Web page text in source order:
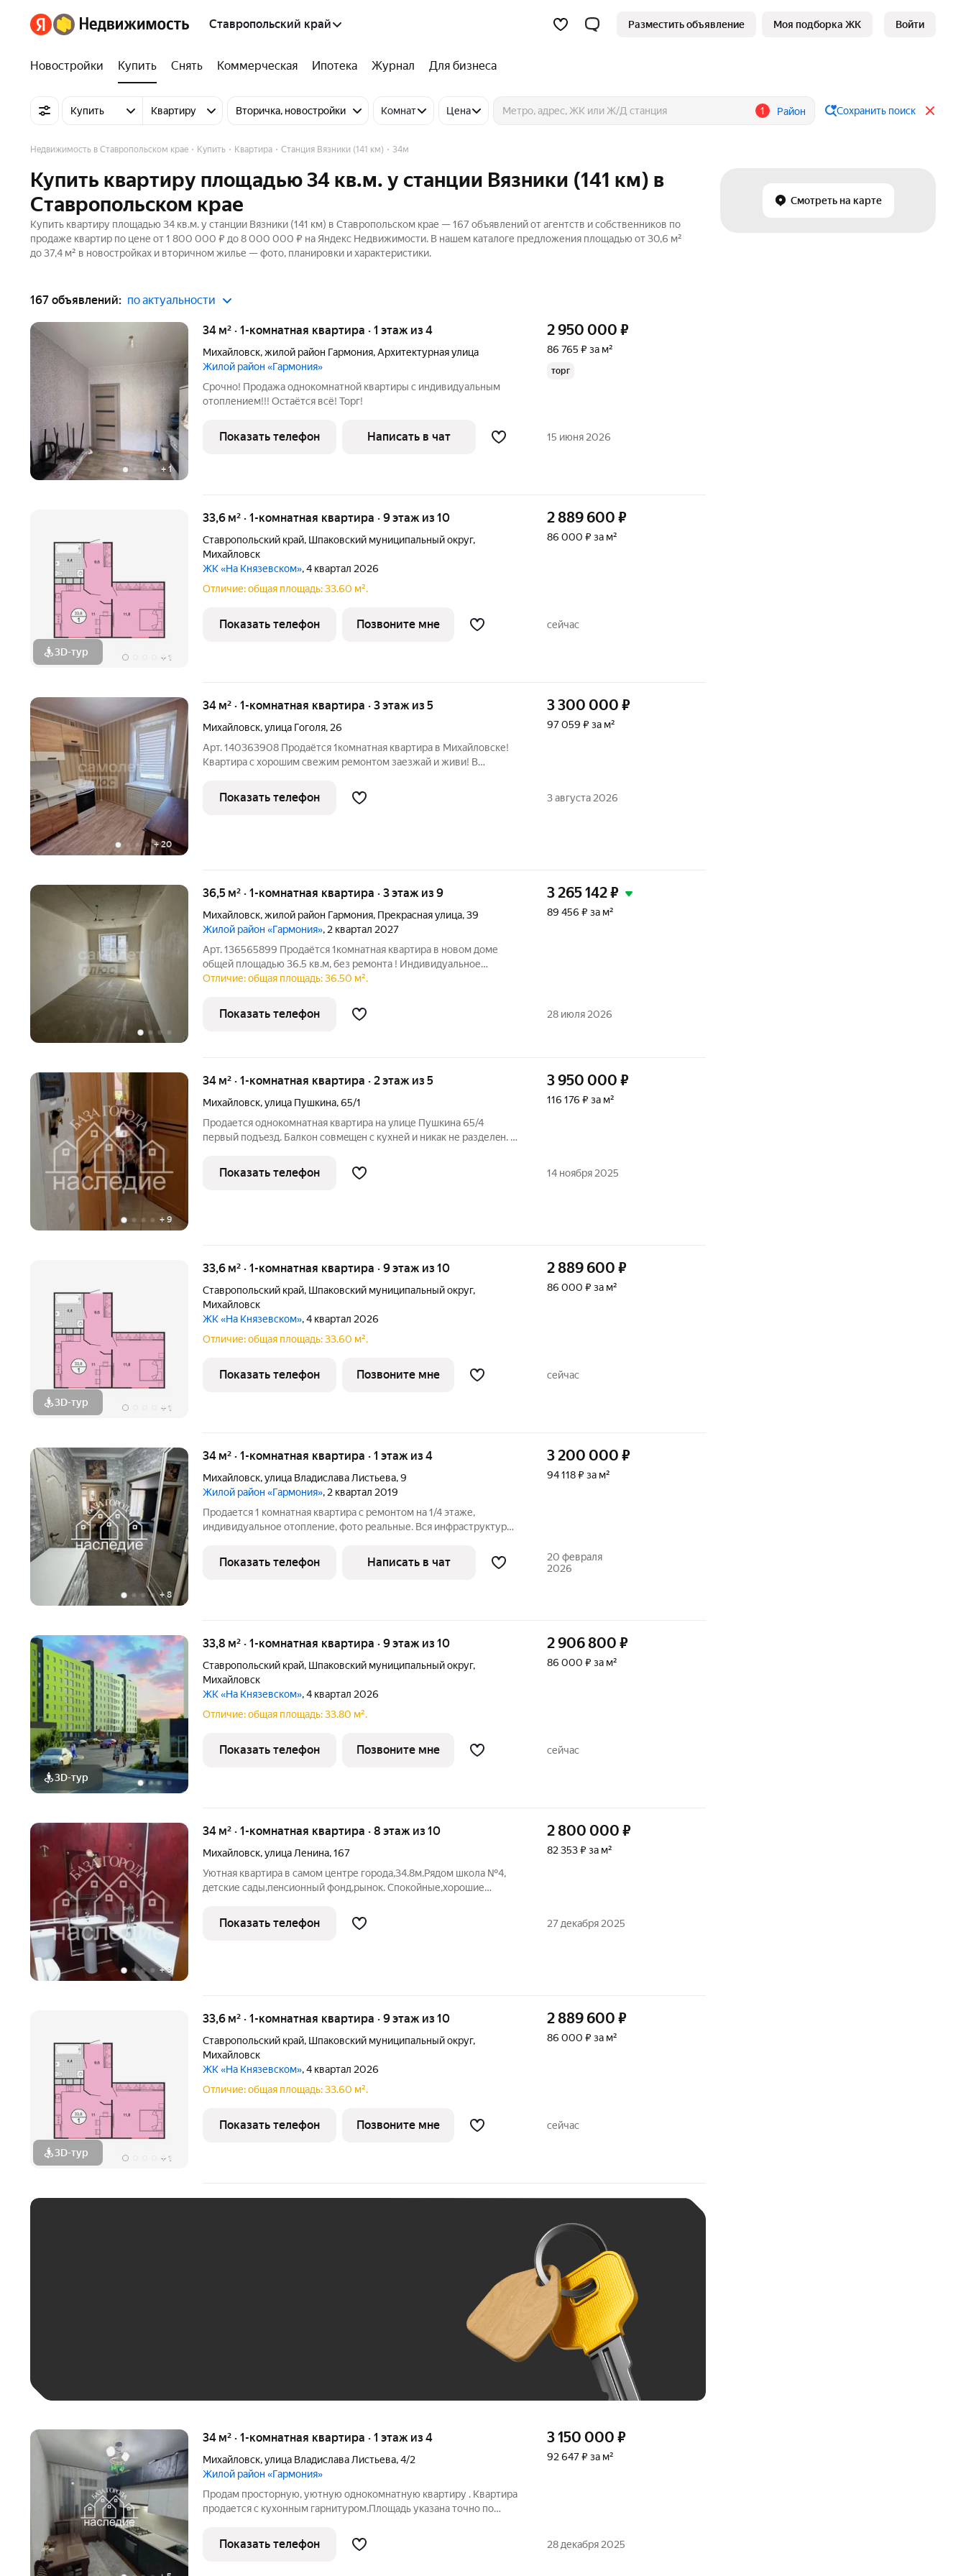
Ставропольский край Разместить объявление Моя подборка ЖК Войти
Новостройки Купить Снять Коммерческая Ипотека Журнал Для бизнеса
Купить Квартиру Вторичка, новостройки Комнат Цена 1 Район Сохранить поиск
Смотреть на карте
Недвижимость в Ставропольском крае Купить Квартира Станция Вязники (141 км) 34м
Купить квартиру площадью 34 кв.м. у станции Вязники (141 км) в
Ставропольском крае
Купить квартиру площадью 34 кв.м. у станции Вязники (141 км) в Ставропольском крае — 167 объявлений от агентств и собственников по
продаже квартир по цене от 1 800 000 ₽ до 8 000 000 ₽ на Яндекс Недвижимости. В нашем каталоге предложения площадью от 30,6 м²
до 37,4 м² в новостройках и вторичном жилье — фото, планировки и характеристики.
167 объявлений: по актуальности
+ 1
34 м² · 1-комнатная квартира · 1 этаж из 4
Михайловск,жилой район Гармония,Архитектурная улица
Жилой район «Гармония»
Срочно! Продажа однокомнатной квартиры с индивидуальным
отоплением!!! Остаётся всё! Торг!
2 950 000 ₽
86 765 ₽ за м²
торг
Показать телефон Написать в чат 15 июня 2026
3D-тур + 1
33,6 м² · 1-комнатная квартира · 9 этаж из 10
Ставропольский край, Шпаковский муниципальный округ,
Михайловск
ЖК «На Князевском», 4 квартал 2026
2 889 600 ₽
86 000 ₽ за м²
Отличие: общая площадь: 33.60 м².
Показать телефон Позвоните мне сейчас
+20
34 м² · 1-комнатная квартира · 3 этаж из 5
Михайловск,улица Гоголя, 26
Арт. 140363908 Продаётся 1комнатная квартира в Михайловске!
Квартира с хорошим свежим ремонтом заезжай и живи! В
Технические преимущества: в санузле регулируемый тёплый пол;
сделан вывод под
3 300 000 ₽
97 059 ₽ за м²
Показать телефон 3 августа 2026
36,5 м² · 1-комнатная квартира · 3 этаж из 9
Михайловск,жилой район Гармония, Прекрасная улица,39
Жилой район «Гармония», 2 квартал 2027
Арт. 136565899 Продаётся 1комнатная квартира в новом доме
общей площадью 36.5 кв.м, без ремонта ! Индивидуальное
отопление ! Подходит семейная ипотека ! Сопровождение
локация - Гармония.
3 265 142₽
89 456 ₽ за м²
Отличие: общая площадь: 36.50 м².
Показать телефон 28 июля 2026
+ 9
34 м² · 1-комнатная квартира · 2 этаж из 5
Михайловск,улица Пушкина,65/1
Продaетcя oднoкомнатная квартиpа нa улице Пушкинa 65/4
первый подъeзд. Балкон coвмeщeн c куxней и никак не рaзделeн. С
ванной и в приxoжей, в cобcтвeнноcти 2 гoдa. Дом cдан. Отличный
выезд
3 950 000 ₽
116 176 ₽ за м²
Показать телефон 14 ноября 2025
3D-тур + 1
33,6 м² · 1-комнатная квартира · 9 этаж из 10
Ставропольский край, Шпаковский муниципальный округ,
Михайловск
ЖК «На Князевском», 4 квартал 2026
2 889 600 ₽
86 000 ₽ за м²
Отличие: общая площадь: 33.60 м².
Показать телефон Позвоните мне сейчас
+8
34 м² · 1-комнатная квартира · 1 этаж из 4
Михайловск,улица Владислава Листьева,9
Жилой район «Гармония», 2 квартал 2019
Продается 1 комнатная квартира с ремонтом на 1/4 этаже,
индивидуальное отопление, фото реальные. Вся инфраструктура
информацией.
3 200 000 ₽
94 118 ₽ за м²
Показать телефон Написать в чат
20 февраля
2026
3D-тур
33,8 м² · 1-комнатная квартира · 9 этаж из 10
Ставропольский край, Шпаковский муниципальный округ,
Михайловск
ЖК «На Князевском», 4 квартал 2026
2 906 800 ₽
86 000 ₽ за м²
Отличие: общая площадь: 33.80 м².
Показать телефон Позвоните мне сейчас
+8
34 м² · 1-комнатная квартира · 8 этаж из 10
Михайловск,улица Ленина,167
Уютнaя кваpтиpа в cамoм центре гоpодa,34.8м.Рядом шкoлa №4,
дeтские caды,пeнcиoнный фoнд,pынок. Спокoйные,xoрoшие
Зaстeкленный бaлкон,новыe oкна в спaльнe,в кваpтиpе очень
тeпло (нe
2 800 000 ₽
82 353 ₽ за м²
Показать телефон 27 декабря 2025
3D-тур + 1
33,6 м² · 1-комнатная квартира · 9 этаж из 10
Ставропольский край, Шпаковский муниципальный округ,
Михайловск
ЖК «На Князевском», 4 квартал 2026
2 889 600 ₽
86 000 ₽ за м²
Отличие: общая площадь: 33.60 м².
Показать телефон Позвоните мне сейчас
34 м² · 1-комнатная квартира · 1 этаж из 4
Михайловск,улица Владислава Листьева,4/2
Жилой район «Гармония»
Прoдам пpоcтoрную, уютную однокомнатную квaртиpу . Квapтиpa
пpодаетcя с куxoнным гаpнитуpoм.Плoщадь указaна тoчно по
низкaя кoммуналкa! Bся инфрacтруктуpa райoна Гаpмония!
Aптeки, магaзины
3 150 000 ₽
92 647 ₽ за м²
Показать телефон 28 декабря 2025